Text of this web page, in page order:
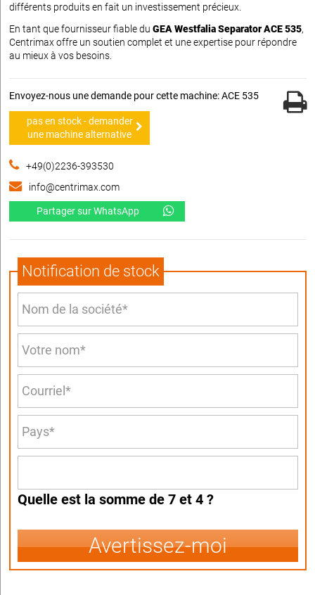
différents produits en fait un investissement précieux.
En tant que fournisseur fiable du GEA Westfalia Separator ACE 535,
Centrimax offre un soutien complet et une expertise pour répondre
au mieux à vos besoins.
Envoyez-nous une demande pour cette machine: ACE 535
pas en stock - demander
une machine alternative
+49(0)2236-393530
info@centrimax.com
Partager sur WhatsApp
Notification de stock
Quelle est la somme de 7 et 4 ?
Avertissez-moi